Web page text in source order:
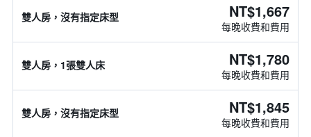
雙人房，沒有指定床型 NT$1,667
每晚收費和費用
雙人房，1張雙人床 NT$1,780
每晚收費和費用
雙人房，沒有指定床型 NT$1,845
每晚收費和費用